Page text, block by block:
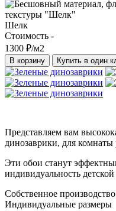
Шелк
Стоимость -
1300 ₽/м2
В корзину Купить в один
Представляем вам
динозаврики, для комнаты
Эти обои станут
индивидуальность
Собственное производство
Индивидуальные размеры